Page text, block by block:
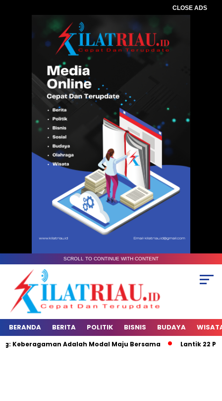
CLOSE ADS
SCROLL TO CONTINUE WITH CONTENT
BERANDA BERITA POLITIK BISNIS BUDAYA
Keberagaman Adalah Modal Maju Bersama Lantik 22 Pj